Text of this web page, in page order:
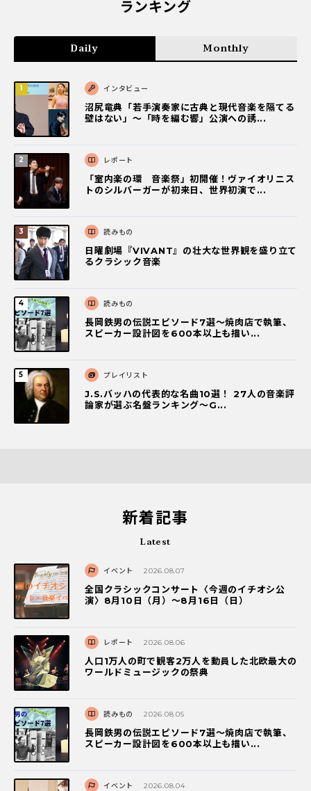
ランキング
Daily Monthly
インタビュー
沼尻竜典「若手演奏家に古典と現代音楽を隔てる
壁はない」～「時を編む響」公演への誘...
レポート
「室内楽の環 音楽祭」初開催！ヴァイオリニス
トのシルバーガーが初来日、世界初演で...
読みもの
日曜劇場『VIVANT』の壮大な世界観を盛り立て
るクラシック音楽
読みもの
長岡鉄男の伝説エピソード7選〜焼肉店で執筆、
スピーカー設計図を600本以上も描い...
プレイリスト
J.S.バッハの代表的な名曲10選！ 27人の音楽評
論家が選ぶ名盤ランキング〜G...
新着記事
Latest
イベント 2026.08.07
全国クラシックコンサート〈今週のイチオシ公
演〉8月10日（月）～8月16日（日）
レポート 2026.08.06
人口1万人の町で観客2万人を動員した北欧最大の
ワールドミュージックの祭典
読みもの 2026.08.05
長岡鉄男の伝説エピソード7選〜焼肉店で執筆、
スピーカー設計図を600本以上も描い...
イベント 2026.08.04